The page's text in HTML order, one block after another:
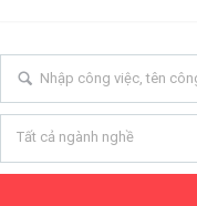
Tất cả ngành nghề